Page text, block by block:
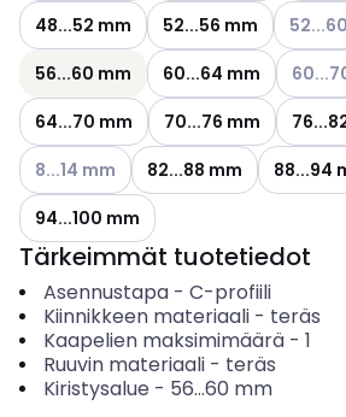
48...52 mm
52...56 mm Katso
56...60 mm
60...64 mm Katso
64...70 mm
70...76 mm
Katso käytettävissä olevat vaihtoehdot
8...14 mm 82...88 mm
88...94
94...100 mm
Tärkeimmät tuotetiedot
Asennustapa- C-profiili
Kiinnikkeen materiaali- teräs
Kaapelien maksimimäärä- 1
Ruuvin materiaali- teräs
Kiristysalue - 56...60 mm